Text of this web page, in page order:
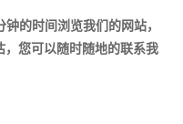
的时间浏览我们的网站，
您可以随时随地的联系我